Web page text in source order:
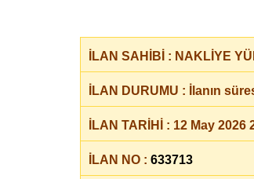
İLAN SAHİBİ : NAKLİYE
İLAN DURUMU : İlanın
İLAN TARİHİ : 12 May 2026
İLAN NO : 633713